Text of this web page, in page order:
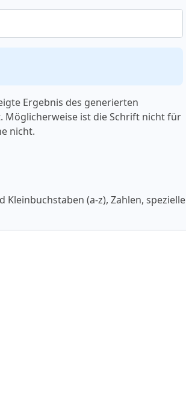
Ergebnis des generierten
Möglicherweise ist die Schrift nicht für
nicht.
(a-z), Zahlen, spezielle